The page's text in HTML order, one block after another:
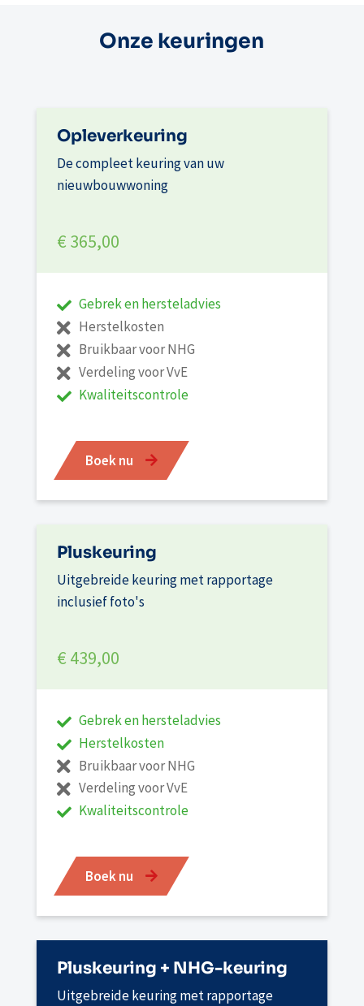
Onze keuringen
Opleverkeuring
De compleet keuring van uw
nieuwbouwwoning
€ 365,00
Gebrek en hersteladvies
Herstelkosten
Bruikbaar voor NHG
Verdeling voor VvE
Kwaliteitscontrole
Boek nu
Pluskeuring
Uitgebreide keuring met rapportage
inclusief foto's
€ 439,00
Gebrek en hersteladvies
Herstelkosten
Bruikbaar voor NHG
Verdeling voor VvE
Kwaliteitscontrole
Boek nu
Pluskeuring + NHG-keuring
Uitgebreide keuring met rapportage